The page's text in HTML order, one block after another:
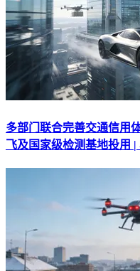
多部门联合完善交通信用
飞及国家级检测基地投用 |